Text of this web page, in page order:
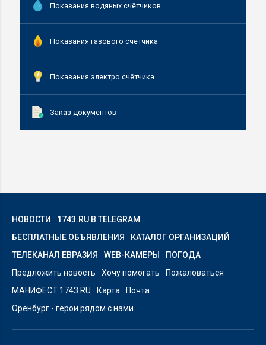
Показания водяных счётчиков
Показания газового счетчика
Показания электро счётчика
Заказ документов
НОВОСТИ
1743.RU В TELEGRAM
БЕСПЛАТНЫЕ ОБЪЯВЛЕНИЯ
КАТАЛОГ ОРГАНИЗАЦИЙ
ТЕЛЕКАНАЛ ЕВРАЗИЯ
WEB-КАМЕРЫ
ПОГОДА
Предложить новость
Хочу помогать
Пожаловаться
МАНИФЕСТ 1743.RU
Карта
Почта
Оренбург - герои рядом с нами